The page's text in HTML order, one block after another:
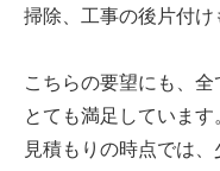
掃除、工事の後片付け
こちらの要望にも、
とても満足しています
見積もりの時点では